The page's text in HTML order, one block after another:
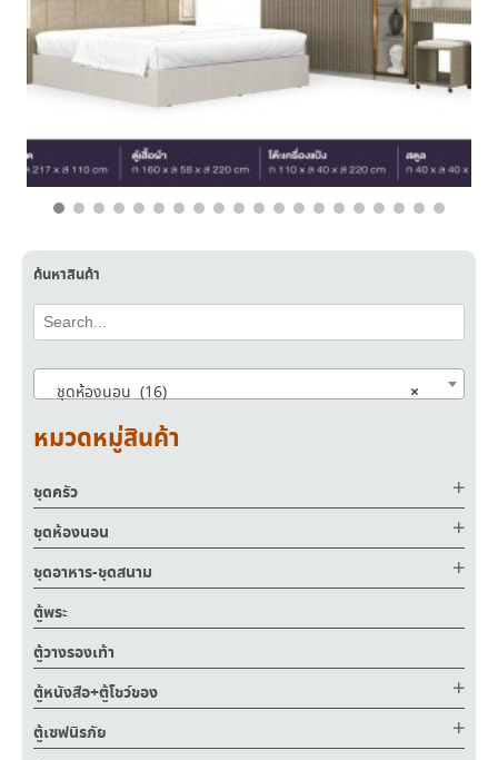
ค้นหาสินค้า
×
ชุดห้องนอน (16)
หมวดหมู่สินค้า
ชุดครัว
ชุดห้องนอน
ชุดอาหาร-ชุดสนาม
ตู้พระ
ตู้วางรองเท้า
ตู้หนังสือ+ตู้โชว์ของ
ตู้เซฟนิรภัย